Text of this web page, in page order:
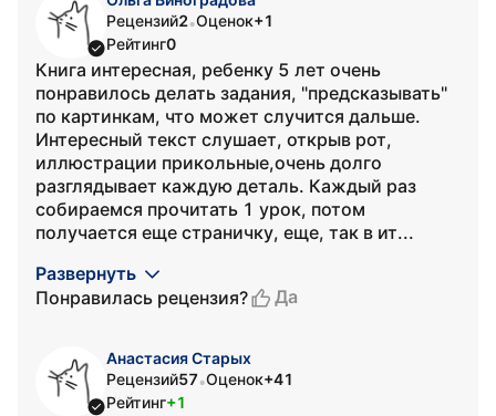
Рецензий2•Оценок+1
Рейтинг0
Книга интересная, ребенку 5 лет очень
понравилось делать задания, "предсказывать"
по картинкам, что может случится дальше.
Интересный текст слушает, открыв рот,
иллюстрации прикольные,очень долго
разглядывает каждую деталь. Каждый раз
собираемся прочитать 1 урок, потом
получается еще страничку, еще, так в ит...
Развернуть
Понравилась рецензия?
Да
Анастасия Старых
Рецензий57•Оценок+41
Рейтинг+1